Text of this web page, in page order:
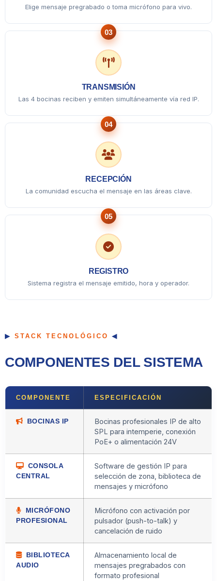
Elige mensaje pregrabado o toma micrófono para vivo.
03
TRANSMISIÓN
Las 4 bocinas reciben y emiten simultáneamente vía red IP.
04
RECEPCIÓN
La comunidad escucha el mensaje en las áreas clave.
05
REGISTRO
Sistema registra el mensaje emitido, hora y operador.
STACK TECNOLÓGICO
COMPONENTES DEL SISTEMA
COMPONENTE ESPECIFICACIÓN
BOCINAS IP
Bocinas profesionales IP de alto
SPL para intemperie, conexión
PoE+ o alimentación 24V
CONSOLA
CENTRAL
Software de gestión IP para
selección de zona, biblioteca de
mensajes y micrófono
MICRÓFONO
PROFESIONAL
Micrófono con activación por
pulsador (push-to-talk) y
cancelación de ruido
BIBLIOTECA
AUDIO
Almacenamiento local de
mensajes pregrabados con
formato profesional